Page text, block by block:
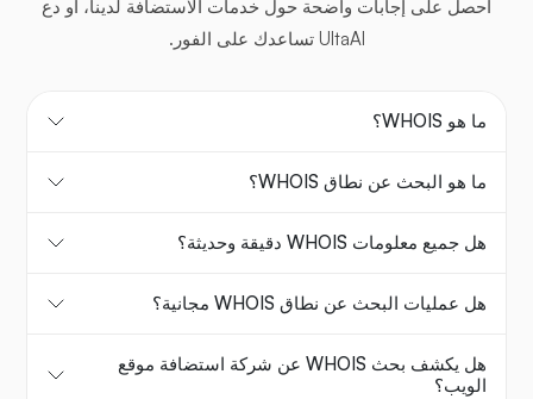
احصل على إجابات واضحة حول خدمات الاستضافة لدينا، أو دع
UltaAI تساعدك على الفور.
ما هو WHOIS؟
ما هو البحث عن نطاق WHOIS؟
هل جميع معلومات WHOIS دقيقة وحديثة؟
هل عمليات البحث عن نطاق WHOIS مجانية؟
هل يكشف بحث WHOIS عن شركة استضافة موقع
الويب؟